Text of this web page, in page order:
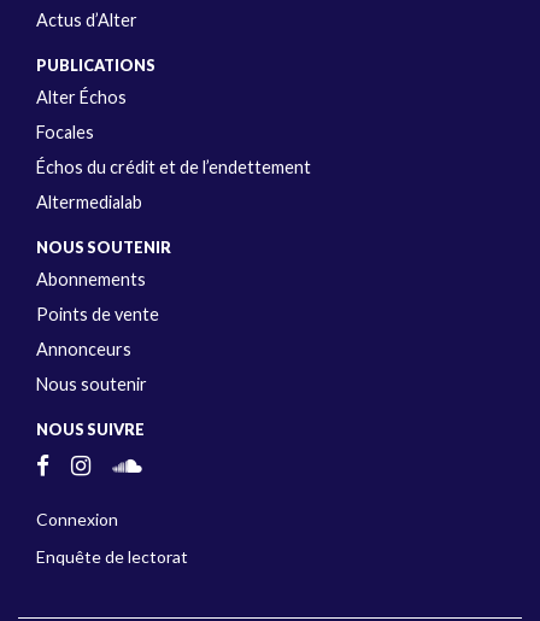
Actus d’Alter
PUBLICATIONS
Alter Échos
Focales
Échos du crédit et de l’endettement
Altermedialab
NOUS SOUTENIR
Abonnements
Points de vente
Annonceurs
Nous soutenir
NOUS SUIVRE
Connexion
Enquête de lectorat